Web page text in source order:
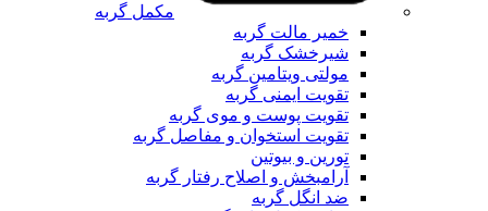
مکمل گربه
خمیر مالت گربه
شیرخشک گربه
مولتی ویتامین گربه
تقویت ایمنی گربه
تقویت پوست و موی گربه
تقویت استخوان و مفاصل گربه
تورین و بیوتین
آرامبخش و اصلاح رفتار گربه
ضد انگل گربه